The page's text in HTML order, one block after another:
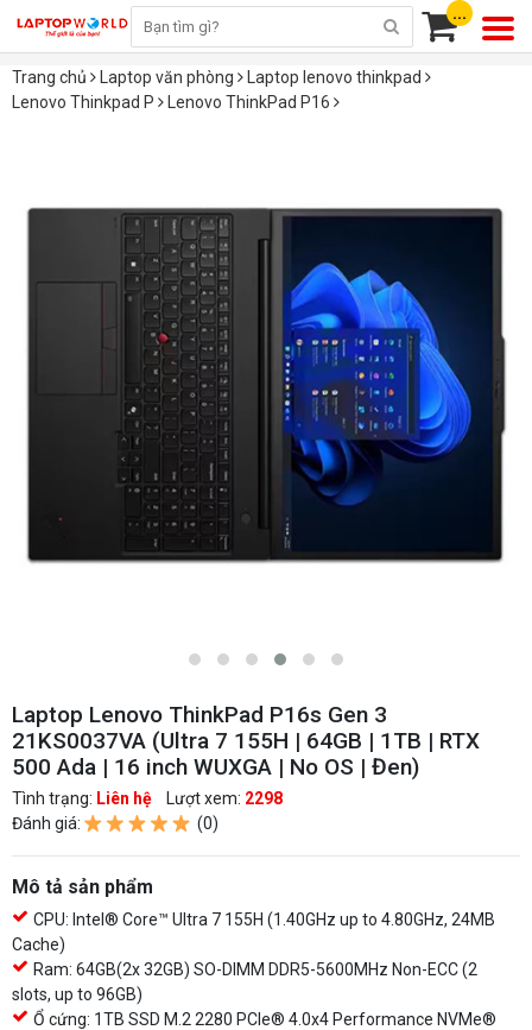
...
Trang chủ Laptop văn phòng
Laptop lenovo thinkpad
Lenovo Thinkpad P
Lenovo ThinkPad P16
Laptop Lenovo ThinkPad P16s Gen 3
21KS0037VA (Ultra 7 155H | 64GB | 1TB | RTX
500 Ada | 16 inch WUXGA | No OS | Đen)
Tình trạng: Liên hệ Lượt xem: 2298
Đánh giá:
(0)
Mô tả sản phẩm
CPU: Intel® Core™ Ultra 7 155H (1.40GHz up to 4.80GHz, 24MB
Cache)
Ram: 64GB(2x 32GB) SO-DIMM DDR5-5600MHz Non-ECC (2
slots, up to 96GB)
Ổ cứng: 1TB SSD M.2 2280 PCIe® 4.0x4 Performance NVMe®